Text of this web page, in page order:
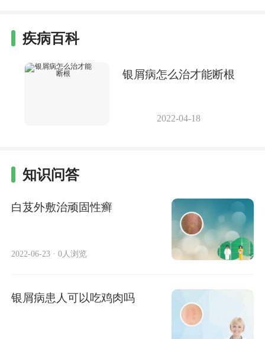
疾病百科
银屑病怎么治才能断根
2022-04-18
知识问答
白芨外敷治顽固性癣
2022-06-23 · 0人浏览
银屑病患人可以吃鸡肉吗